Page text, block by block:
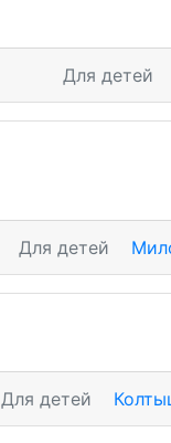
Для детей
Для детей
Для детей